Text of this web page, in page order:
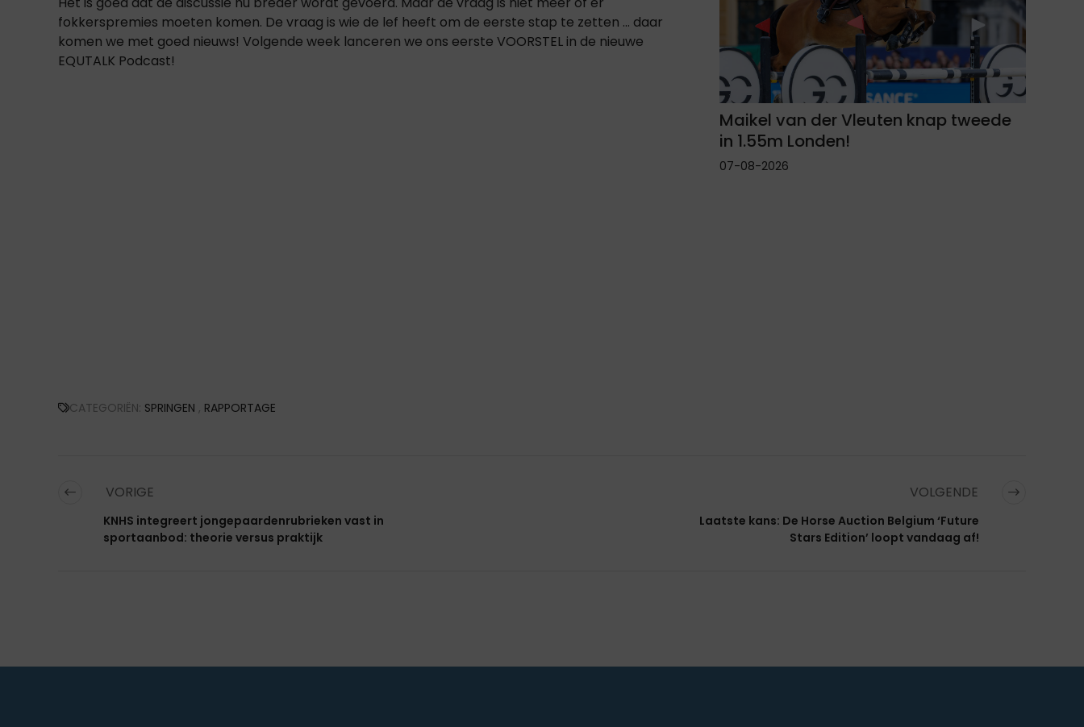
fokkerspremies moeten komen. De vraag is wie de lef heeft om de eerste stap te zetten ... daar
komen we met goed nieuws! Volgende week lanceren we ons eerste VOORSTEL in de nieuwe
EQUTALK Podcast!
Maikel van der Vleuten knap tweede
in 1.55m Londen!
07-08-2026
CATEGORIËN: SPRINGEN , RAPPORTAGE
VORIGE
KNHS integreert jongepaardenrubrieken vast in
sportaanbod: theorie versus praktijk
VOLGENDE
Laatste kans: De Horse Auction Belgium ‘Future
Stars Edition’ loopt vandaag af!